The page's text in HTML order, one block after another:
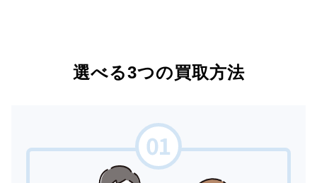
選べる3つの買取方法